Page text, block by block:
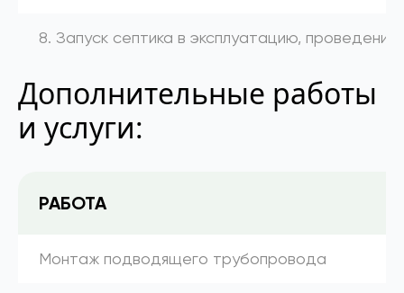
8. Запуск септика в эксплуатацию,
Дополнительные работы
и услуги:
РАБОТА
Монтаж подводящего трубопровода